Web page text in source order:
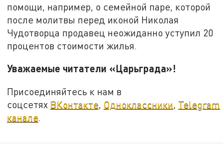
помощи, например, о семейной паре, которой
после молитвы перед иконой Николая
Чудотворца продавец неожиданно уступил 20
процентов стоимости жилья.
Уважаемые читатели «Царьграда»!
Присоединяйтесь к нам в
соцсетях ВКонтакте, Одноклассники, Telegram
канале.